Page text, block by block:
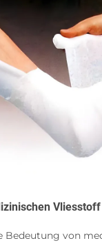
Bedeutung von